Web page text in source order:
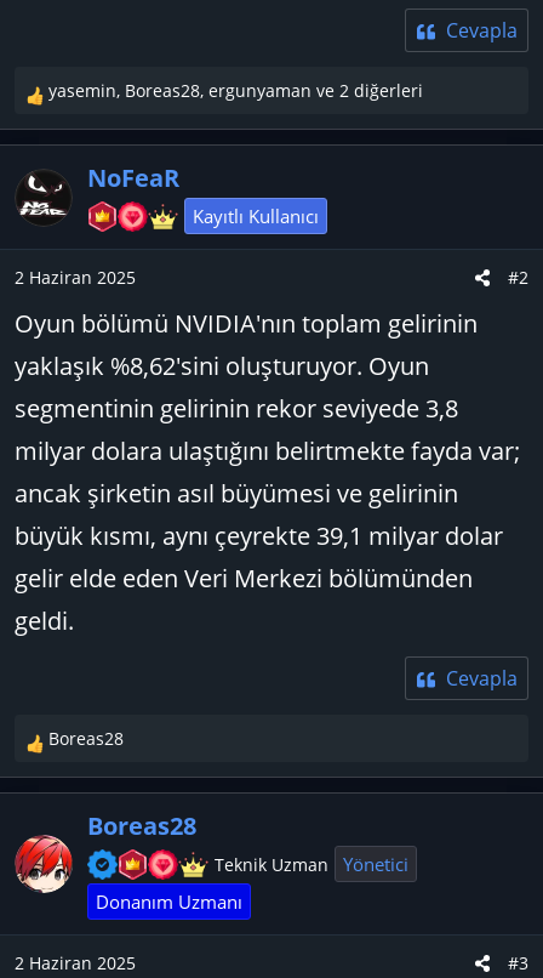
Cevapla
T
e
p
k
i
l
e
r
yasemin, Boreas28, ergunyaman ve 2 diğerleri
NoFeaR
Kayıtlı Kullanıcı
2 Haziran 2025 #2
Oyun bölümü NVIDIA'nın toplam gelirinin
yaklaşık %8,62'sini oluşturuyor. Oyun
segmentinin gelirinin rekor seviyede 3,8
milyar dolara ulaştığını belirtmekte fayda var;
ancak şirketin asıl büyümesi ve gelirinin
büyük kısmı, aynı çeyrekte 39,1 milyar dolar
gelir elde eden Veri Merkezi bölümünden
geldi.
Cevapla
T
e
p
i
l
Boreas28
Boreas28
Teknik Uzman
Yönetici
Donanım Uzmanı
2 Haziran 2025 #3